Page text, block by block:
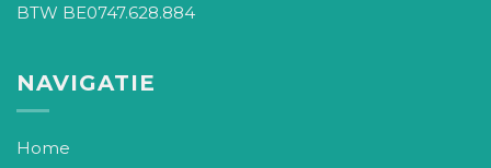
BTW BE0747.628.884
NAVIGATIE
Home